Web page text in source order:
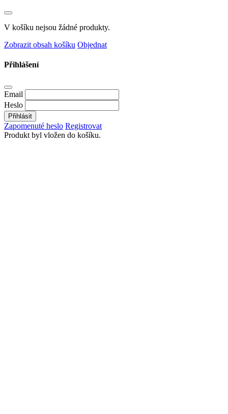
V košíku nejsou žádné produkty.
Zobrazit obsah košíku Objednat
Přihlášení
Email
Heslo
Přihlásit
Zapomenuté heslo Registrovat
Produkt byl vložen do košíku.